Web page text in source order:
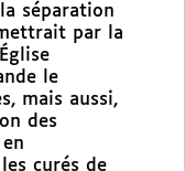
séparation
par la
le
mais aussi,
des
curés de